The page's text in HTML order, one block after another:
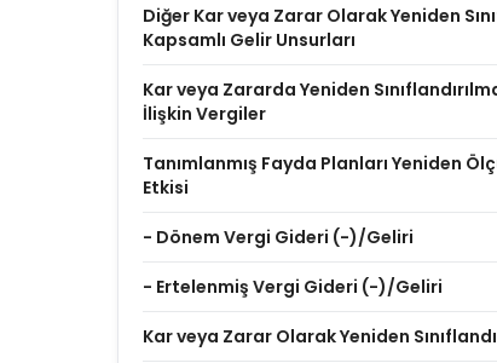
Diğer Kar veya Zarar Olarak Yeniden
Kapsamlı Gelir Unsurları
Kar veya Zararda Yeniden
İlişkin Vergiler
Tanımlanmış Fayda Planları Yeniden
Etkisi
- Dönem Vergi Gideri (-)/Geliri
- Ertelenmiş Vergi Gideri (-)/Geliri
Kar veya Zarar Olarak Yeniden